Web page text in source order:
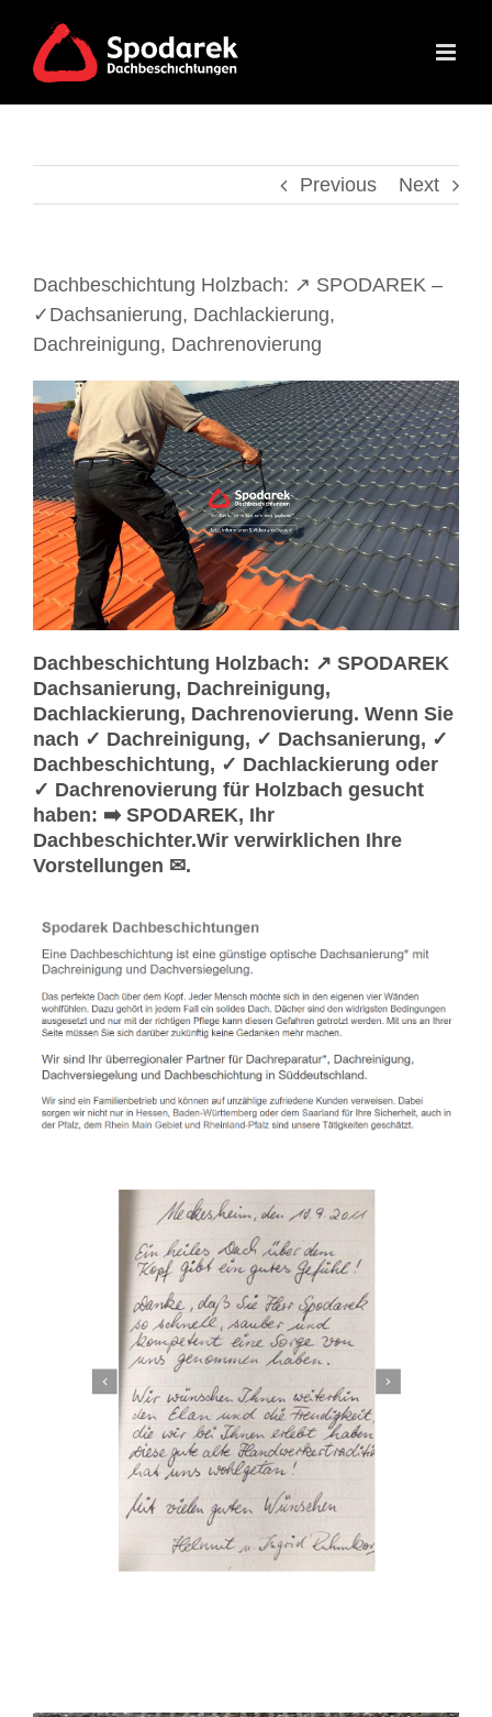
content
Previous Next
Dachbeschichtung Holzbach: ↗️ SPODAREK –
✓Dachsanierung, Dachlackierung,
Dachreinigung, Dachrenovierung
Dachbeschichtung Holzbach: ↗️ SPODAREK
Dachsanierung, Dachreinigung,
Dachlackierung, Dachrenovierung. Wenn Sie
nach ✓ Dachreinigung, ✓ Dachsanierung, ✓
Dachbeschichtung, ✓ Dachlackierung oder
✓ Dachrenovierung für Holzbach gesucht
haben: ➡️ SPODAREK, Ihr
Dachbeschichter.Wir verwirklichen Ihre
Vorstellungen ✉.